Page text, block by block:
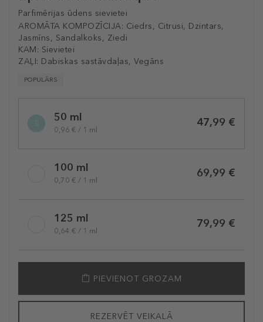
Parfimērijas ūdens sievietei
AROMĀTA KOMPOZĪCIJA: Ciedrs, Citrusi, Dzintars,
Jasmīns, Sandalkoks, Ziedi
KAM: Sievietei
ZAĻI: Dabiskas sastāvdaļas, Vegāns
POPULĀRS
11
variation50 ml
0,96 € / 1 ml
47,99 €
100 ml
0,70 € / 1 ml
69,99 €
125 ml
0,64 € / 1 ml
79,99 €
PIEVIENOT GROZAM
REZERVĒT VEIKALĀ